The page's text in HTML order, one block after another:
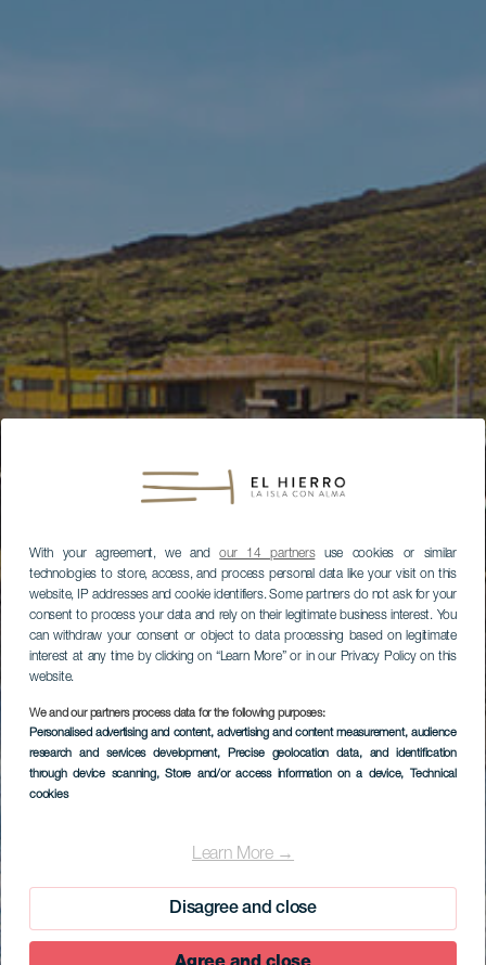
With your agreement, we andour 14 partnersuse cookies or similar
technologies to store, access, and process personal data like your visit on this
website, IP addresses and cookie identifiers. Some partners do not ask for your
consent to process your data and rely on their legitimate business interest. You
can withdraw your consent or object to data processing based on legitimate
interest at any time by clicking on “Learn More” or in our Privacy Policy on this
website.
We and our partners process data for the following purposes:
Personalised advertising and content, advertising and content measurement, audience
research and services development, Precise geolocation data, and identification
through device scanning, Store and/or access information on a device, Technical
cookies
Learn More →
Disagree and close